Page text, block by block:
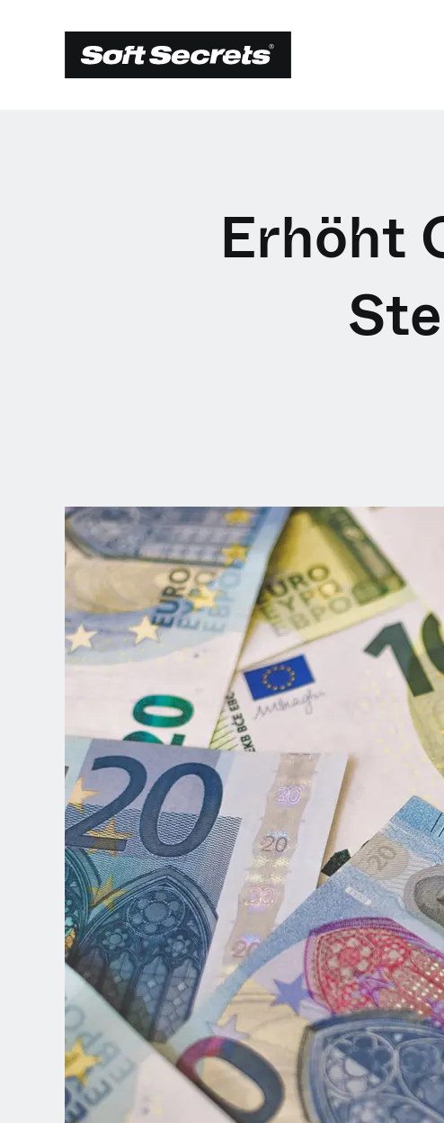
WÄHLEN SIE
IHRE POSITION
Dutch
English (United Kingdom)
English (United States)
Spanish (Spain)
Spanish (Latin America)
German
French
Italian
Czech
Polish
Erhöht